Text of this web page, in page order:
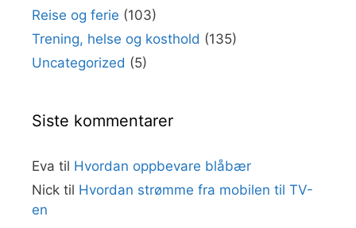
Reise og ferie (103)
Trening, helse og kosthold (135)
Uncategorized (5)
Siste kommentarer
Eva til Hvordan oppbevare blåbær
Nick til Hvordan strømme fra mobilen til TV-
en